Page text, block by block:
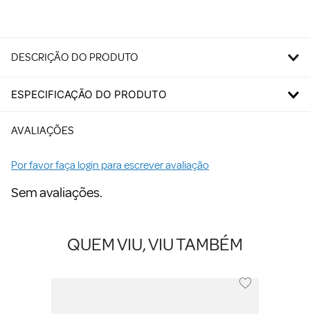
DESCRIÇÃO DO PRODUTO
ESPECIFICAÇÃO DO PRODUTO
AVALIAÇÕES
Por favor faça login para escrever avaliação
Sem avaliações.
QUEM VIU, VIU TAMBÉM